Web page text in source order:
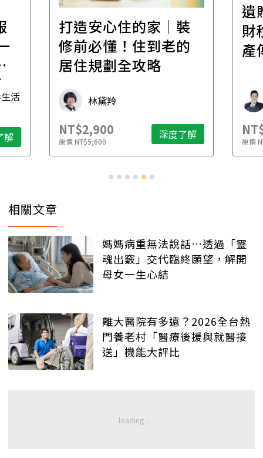
活
解
打造安心住的家｜裝
修前必懂！住到老的
居住規劃全攻略
林黛羚
NT$2,900
原價NT$5,600 深度了解
遺
財
產
原價
相關文章
媽媽病重無法說話…透過「靈
魂出竅」交代臨終願望，解開
母女一生心結
離大醫院有多遠？2026全台熱
門養老村「醫療後援與就醫接
送」機能大評比